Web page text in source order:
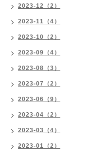
2023-12（2）
2023-11（4）
2023-10（2）
2023-09（4）
2023-08（3）
2023-07（2）
2023-06（9）
2023-04（2）
2023-03（4）
2023-01（2）